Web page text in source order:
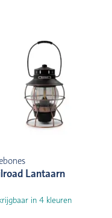
Lantaarn
in 4 kleuren